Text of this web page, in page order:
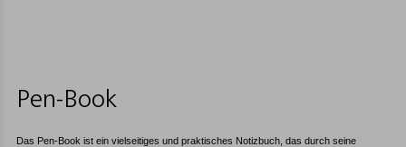
Pen-Book
Das Pen-Book ist ein vielseitiges und praktisches Notizbuch, das durch seine